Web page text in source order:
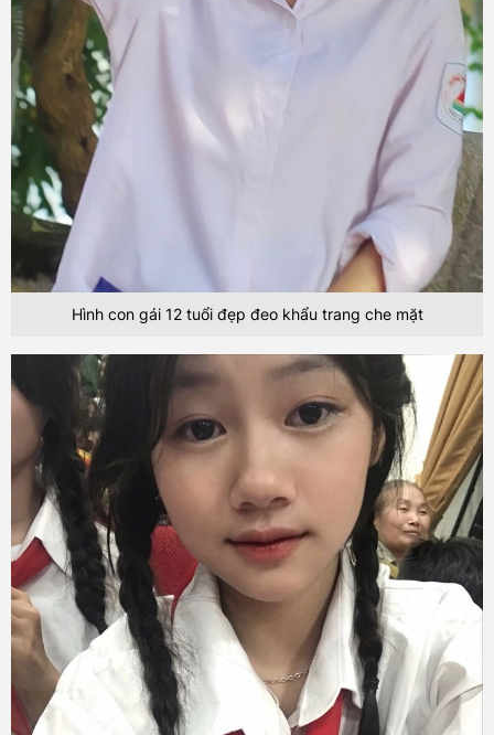
Hình con gái 12 tuổi đẹp đeo khẩu trang che mặt